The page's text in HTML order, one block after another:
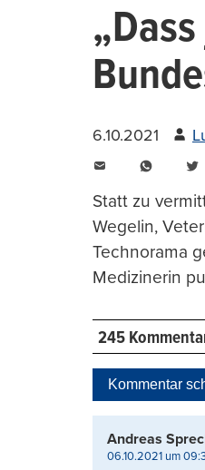
6.10.2021
Statt zu
Wegelin,
Technorama
Medizinerin
245
Kommentar
Andreas
06.10.2021 um